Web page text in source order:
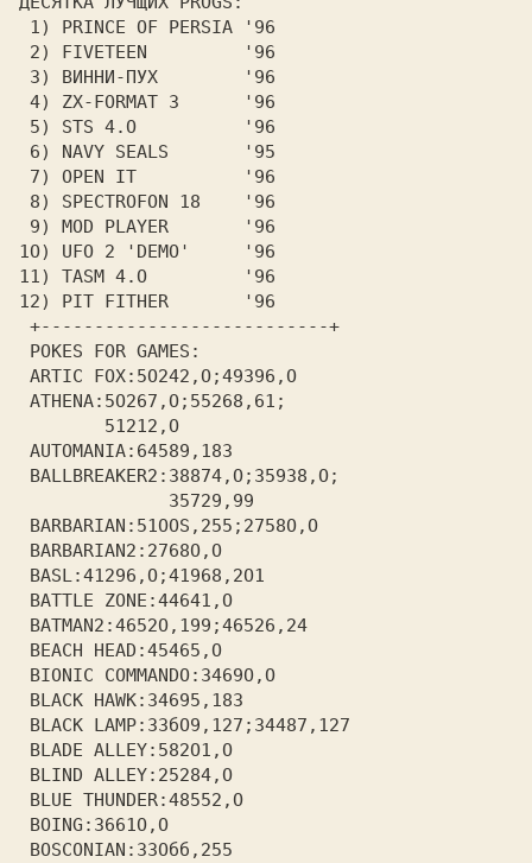
1) PRINCE OF PERSIA '96
2) FIVETEEN         '96
З) ВИННИ-ПУХ        '96
4) ZX-FORMAT З      '96
5) STS 4.О          '96
6) NAVY SEALS       '95
7) OPEN IT          '96
8) SPECTROFON 18    '96
9) MOD PLAYER       '96
1О) UFO 2 'DEMO'     '96
11) TASM 4.О         '96
12) PIT FITHER       '96
+---------------------------+
POKES FOR GAMES:
ARTIC FOX:5О242,О;49З96,О
ATHENA:5О267,О;55268,61;
        51212,О
AUTOMANIA:64589,18З
BALLBREAKER2:З8874,О;З59З8,О;
              З5729,99
BARBARIAN:51OOS,255;2758О,О
BARBARIAN2:2768О,О
BASL:41296,О;41968,2О1
BATTLE ZONE:44641,О
BATMAN2:4652О,199;46526,24
ВЕАСН HEAD:45465,О
BIONIC COMMANDO:З469О,О
BLACK HAWK:З4695,18З
BLACK LAMP:ЗЗбО9,127;З4487,127
BLADE ALLEY:582О1,О
BLIND ALLEY:25284,О
BLUE THUNDER:48552,О
BOING:З661О,О
BOSCONIAN:ЗЗОбб,255